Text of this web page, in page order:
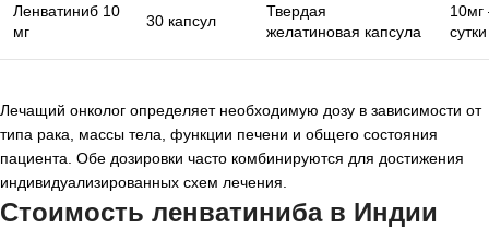
Ленватиниб 10
мг
30 капсул
Твердая
желатиновая капсула
10мг
сутки
Лечащий онколог определяет необходимую дозу в зависимости от
типа рака, массы тела, функции печени и общего состояния
пациента. Обе дозировки часто комбинируются для достижения
индивидуализированных схем лечения.
Стоимость ленватиниба в Индии